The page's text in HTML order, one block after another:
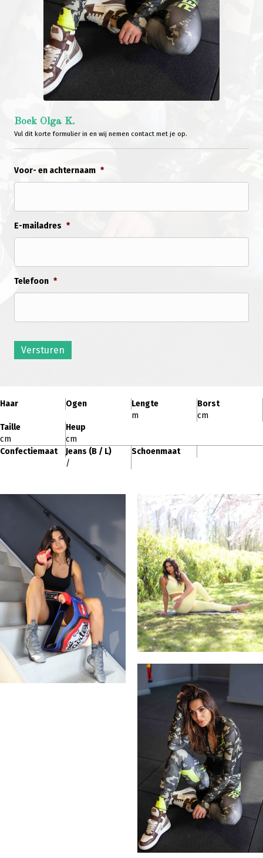
Boek Olga K.
Vul dit korte formulier in en wij nemen contact met je op.
Voor- en achternaam *
E-mailadres *
Telefoon *
Versturen
Haar Ogen
Lengte
m
Borst
cm
Taille
cm
Heup
cm
Confectiemaat
Jeans (B / L)
/
Schoenmaat